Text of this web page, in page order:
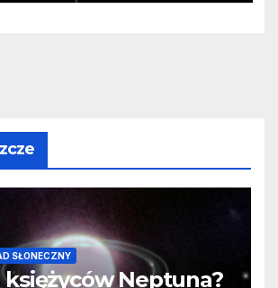
SŁONECZNY
księżyców Neptuna?